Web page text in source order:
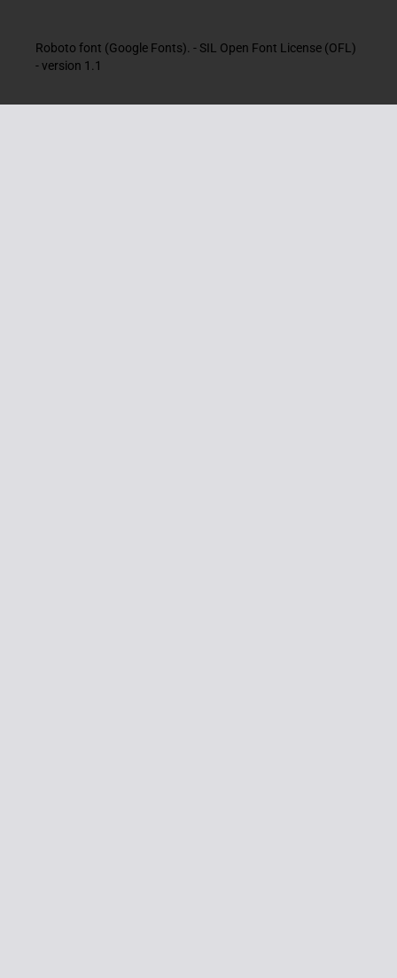
Roboto font (Google Fonts). - SIL Open Font License (OFL)
- version 1.1